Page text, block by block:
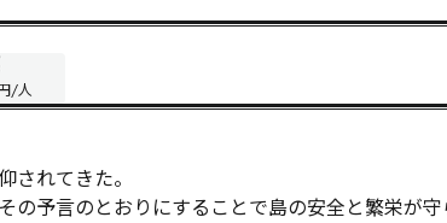
/人
されてきた。
予言のとおりにすることで島の安全と繁栄が守